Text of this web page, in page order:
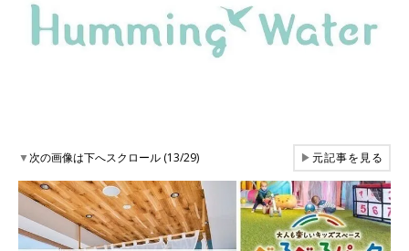
▼次の画像は下へスクロール (13/29) ▶元記事を見る